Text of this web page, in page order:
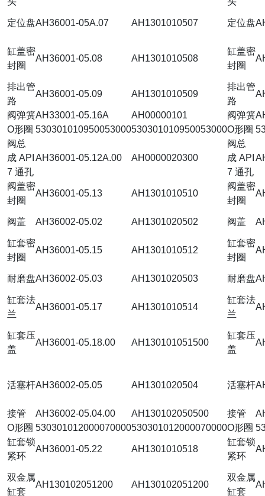
定位盘AH36001-05A.07 AH1301010507 定位盘
缸盖密
封圈
AH36001-05.08 AH1301010508
缸盖密
封圈
排出管
路
AH36001-05.09 AH1301010509
排出管
路
阀弹簧AH33001-05.16A AH00000101 阀弹簧
O形圈 530301010950053000530301010950053000O形圈
阀总
成 API
7 通孔
AH36001-05.12A.00 AH0000020300
阀总
成 API
7 通孔
阀盖密
封圈
AH36001-05.13 AH1301010510
阀盖密
封圈
阀盖 AH36002-05.02 AH1301020502 阀盖
缸套密
封圈
AH36001-05.15 AH1301010512
缸套密
封圈
耐磨盘AH36002-05.03 AH1301020503 耐磨盘
缸套法
兰
AH36001-05.17 AH1301010514
缸套法
兰
缸套压
盖
AH36001-05.18.00 AH130101051500
缸套压
盖
活塞杆AH36002-05.05 AH1301020504 活塞杆
接管 AH36002-05.04.00 AH130102050500 接管
O形圈 530301012000070000530301012000070000O形圈
缸套锁
紧环
AH36001-05.22 AH1301010518
缸套锁
紧环
双金属
缸套
AH130102051200 AH130102051200
双金属
缸套